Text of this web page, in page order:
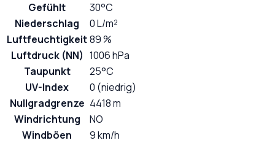
Gefühlt
30°C
Niederschlag
0 L/m²
Luftfeuchtigkeit89 %
Luftdruck (NN) 1006 hPa
Taupunkt
25°C
UV-Index
0 (niedrig)
Nullgradgrenze 4418 m
Windrichtung
NO
Windböen
9 km/h